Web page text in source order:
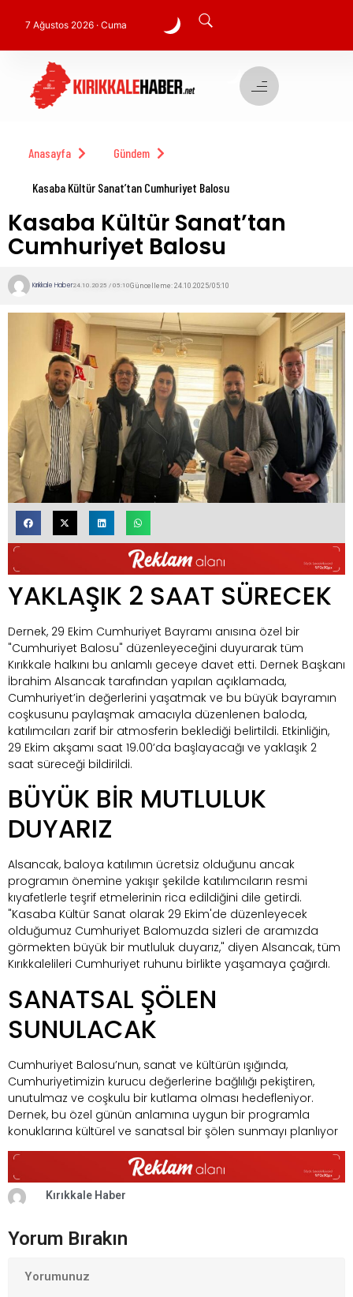
7 Ağustos 2026 · Cuma
Anasayfa Gündem
Kasaba Kültür Sanat’tan Cumhuriyet Balosu
Kasaba Kültür Sanat’tan
Cumhuriyet Balosu
Kırıkkale Haber24.10.2025 / 05:10Güncelleme: 24.10.2025/05:10
YAKLAŞIK 2 SAAT SÜRECEK
Dernek, 29 Ekim Cumhuriyet Bayramı anısına özel bir
"Cumhuriyet Balosu" düzenleyeceğini duyurarak tüm
Kırıkkale halkını bu anlamlı geceye davet etti. Dernek Başkanı
İbrahim Alsancak tarafından yapılan açıklamada,
Cumhuriyet’in değerlerini yaşatmak ve bu büyük bayramın
coşkusunu paylaşmak amacıyla düzenlenen baloda,
katılımcıları zarif bir atmosferin beklediği belirtildi. Etkinliğin,
29 Ekim akşamı saat 19.00’da başlayacağı ve yaklaşık 2
saat süreceği bildirildi.
BÜYÜK BİR MUTLULUK
DUYARIZ
Alsancak, baloya katılımın ücretsiz olduğunu ancak
programın önemine yakışır şekilde katılımcıların resmi
kıyafetlerle teşrif etmelerinin rica edildiğini dile getirdi.
"Kasaba Kültür Sanat olarak 29 Ekim'de düzenleyecek
olduğumuz Cumhuriyet Balomuzda sizleri de aramızda
görmekten büyük bir mutluluk duyarız," diyen Alsancak, tüm
Kırıkkalelileri Cumhuriyet ruhunu birlikte yaşamaya çağırdı.
SANATSAL ŞÖLEN
SUNULACAK
Cumhuriyet Balosu’nun, sanat ve kültürün ışığında,
Cumhuriyetimizin kurucu değerlerine bağlılığı pekiştiren,
unutulmaz ve coşkulu bir kutlama olması hedefleniyor.
Dernek, bu özel günün anlamına uygun bir programla
konuklarına kültürel ve sanatsal bir şölen sunmayı planlıyor
Kırıkkale Haber
Yorum Bırakın